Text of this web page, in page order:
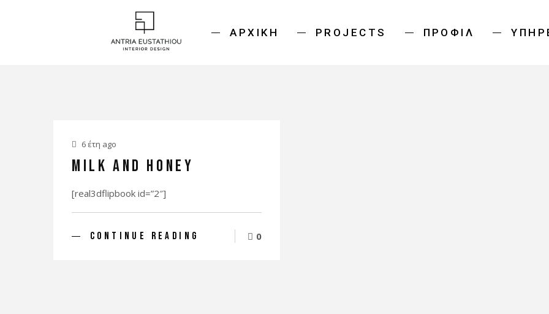
ΑΡΧΙΚΉ PROJECTS ΠΡΟΦΊΛ
6 έτη ago
Milk and Honey
[real3dflipbook id=”2″]
CONTINUE READING 0